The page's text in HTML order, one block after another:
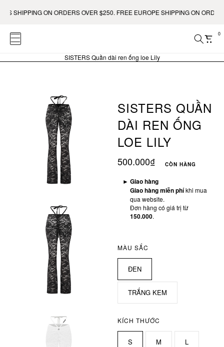
SHIPPING ON ORDERS OVER $250. FREE EUROPE SHIPPING ON ORDERS
0
SISTERS Quần dài ren ống loe Lily
SISTERS QUẦN
DÀI REN ỐNG
LOE LILY
500.000₫ CÒN HÀNG
► Giao hàng
Giao hàng miễn phíkhi mua
qua website.
Đơn hàng có giá trị từ
150.000.
MÀU SẮC
ĐEN
TRẮNG KEM
KÍCH THƯỚC
S M L